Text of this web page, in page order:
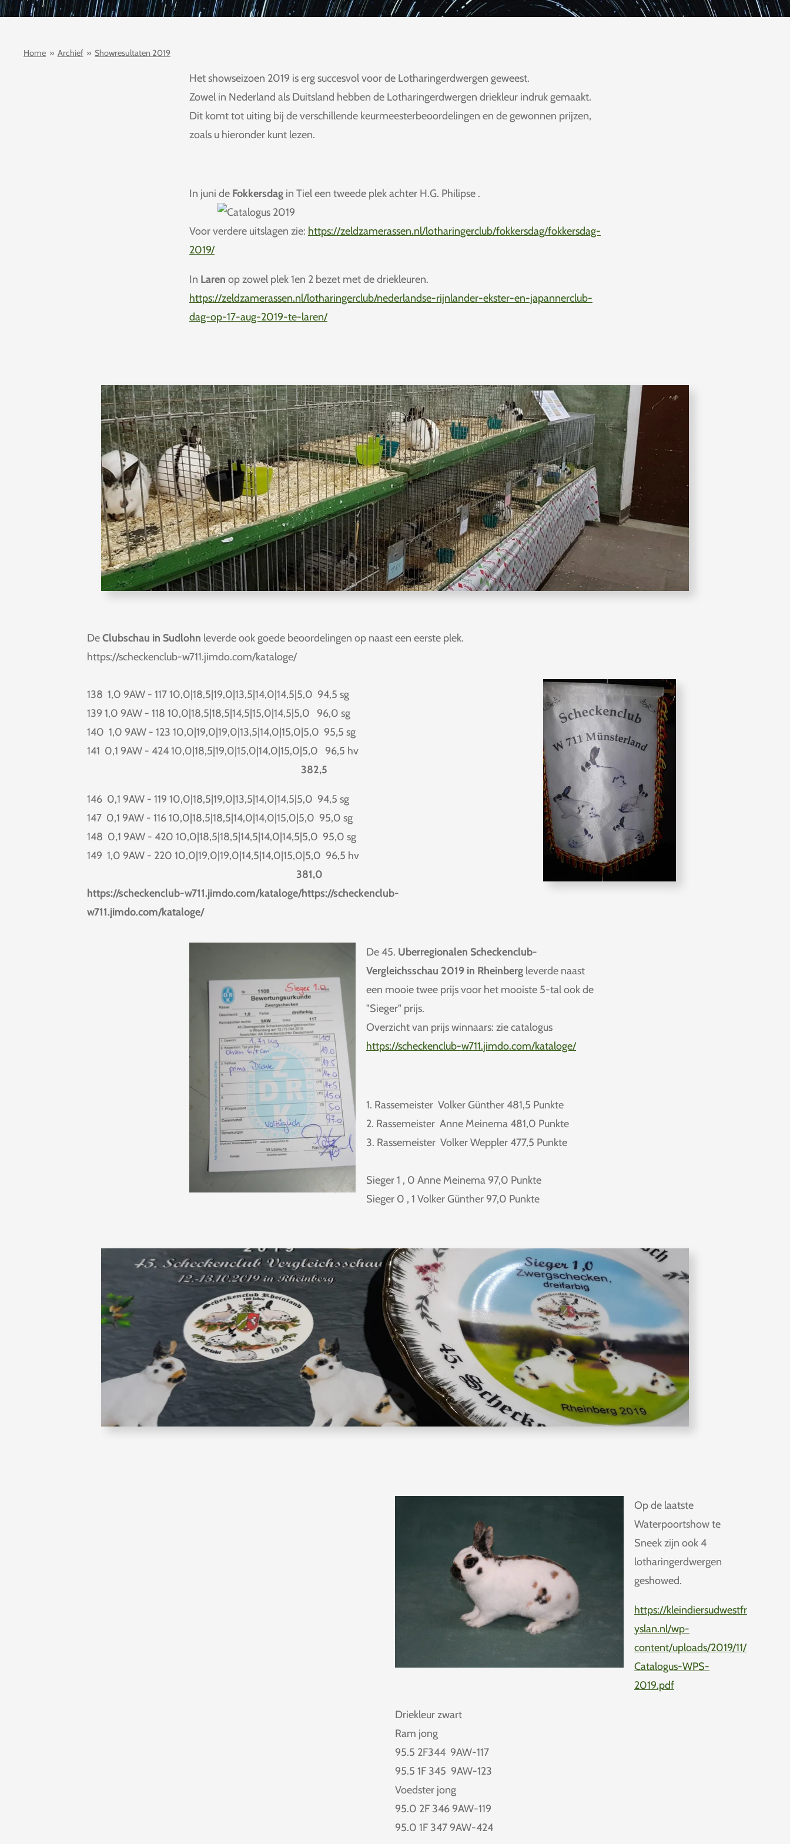
Home » Archief » Showresultaten 2019
Het showseizoen 2019 is erg succesvol voor de Lotharingerdwergen geweest.
Zowel in Nederland als Duitsland hebben de Lotharingerdwergen driekleur indruk gemaakt.
Dit komt tot uiting bij de verschillende keurmeesterbeoordelingen en de gewonnen prijzen,
zoals u hieronder kunt lezen.
In juni de Fokkersdag in Tiel een tweede plek achter H.G. Philipse .
Voor verdere uitslagen zie: https://zeldzamerassen.nl/lotharingerclub/fokkersdag/fokkersdag-
2019/
In Laren op zowel plek 1en 2 bezet met de driekleuren.
https://zeldzamerassen.nl/lotharingerclub/nederlandse-rijnlander-ekster-en-japannerclub-
dag-op-17-aug-2019-te-laren/
DeClubschau in Sudlohn leverde ook goede beoordelingen op naast een eerste plek.
https://scheckenclub-w711.jimdo.com/kataloge/
138 1,0 9AW - 117 10,0|18,5|19,0|13,5|14,0|14,5|5,0 94,5 sg
139 1,0 9AW - 118 10,0|18,5|18,5|14,5|15,0|14,5|5,0 96,0 sg
140 1,0 9AW - 123 10,0|19,0|19,0|13,5|14,0|15,0|5,0 95,5 sg
141 0,1 9AW - 424 10,0|18,5|19,0|15,0|14,0|15,0|5,0 96,5 hv
382,5
146 0,1 9AW - 119 10,0|18,5|19,0|13,5|14,0|14,5|5,0 94,5 sg
147 0,1 9AW - 116 10,0|18,5|18,5|14,0|14,0|15,0|5,0 95,0 sg
148 0,1 9AW - 420 10,0|18,5|18,5|14,5|14,0|14,5|5,0 95,0 sg
149 1,0 9AW - 220 10,0|19,0|19,0|14,5|14,0|15,0|5,0 96,5 hv
381,0
https://scheckenclub-w711.jimdo.com/kataloge/https://scheckenclub-
w711.jimdo.com/kataloge/
De 45. Uberregionalen Scheckenclub-
Vergleichsschau 2019 in Rheinberg leverde naast
een mooie twee prijs voor het mooiste 5-tal ook de
"Sieger" prijs.
Overzicht van prijs winnaars: zie catalogus
https://scheckenclub-w711.jimdo.com/kataloge/
1. Rassemeister Volker Günther 481,5 Punkte
2. Rassemeister Anne Meinema 481,0 Punkte
3. Rassemeister Volker Weppler 477,5 Punkte
Sieger 1 , 0 Anne Meinema 97,0 Punkte
Sieger 0 , 1 Volker Günther 97,0 Punkte
Op de laatste
Waterpoortshow te
Sneek zijn ook 4
lotharingerdwergen
geshowed.
https://kleindiersudwestfr
yslan.nl/wp-
content/uploads/2019/11/
Catalogus-WPS-
2019.pdf
Driekleur zwart
Ram jong
95.5 2F344 9AW-117
95.5 1F 345 9AW-123
Voedster jong
95.0 2F 346 9AW-119
95.0 1F 347 9AW-424